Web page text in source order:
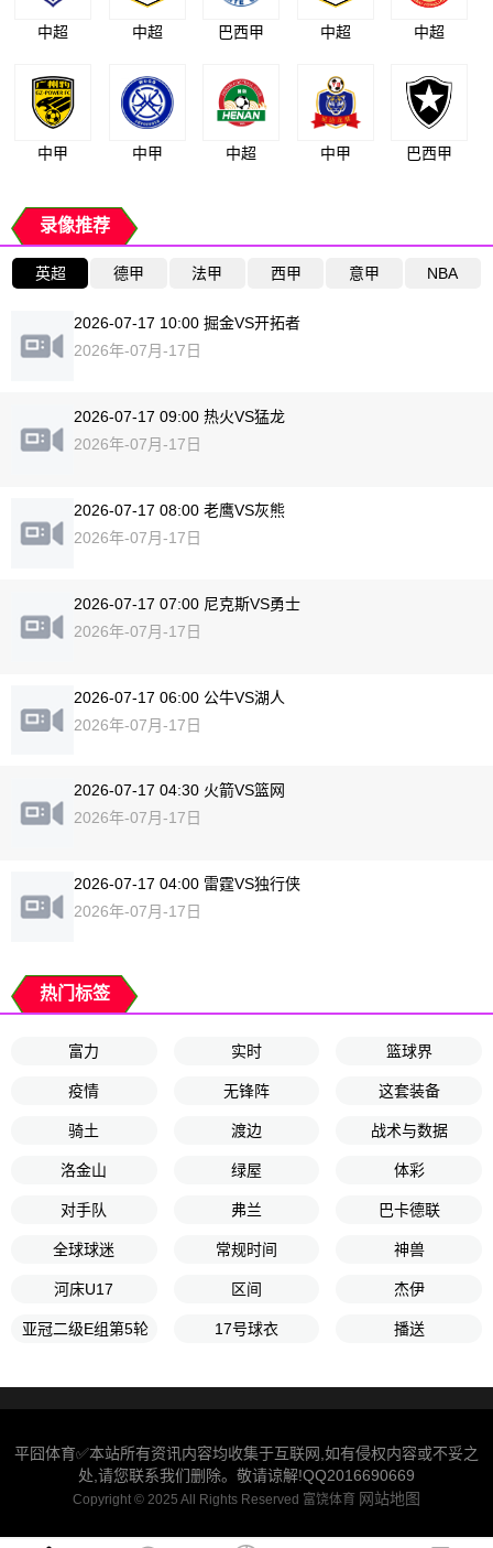
中超 中超 巴西甲 中超 中超
中甲 中甲 中超 中甲 巴西甲
录像推荐
英超 德甲 法甲 西甲 意甲 NBA
2026-07-17 10:00 掘金VS开拓者
2026年-07月-17日
2026-07-17 09:00 热火VS猛龙
2026年-07月-17日
2026-07-17 08:00 老鹰VS灰熊
2026年-07月-17日
2026-07-17 07:00 尼克斯VS勇士
2026年-07月-17日
2026-07-17 06:00 公牛VS湖人
2026年-07月-17日
2026-07-17 04:30 火箭VS篮网
2026年-07月-17日
2026-07-17 04:00 雷霆VS独行侠
2026年-07月-17日
热门标签
富力 实时 篮球界
疫情 无锋阵 这套装备
骑土 渡边 战术与数据
洛金山 绿屋 体彩
对手队 弗兰 巴卡德联
全球球迷 常规时间 神兽
河床U17 区间 杰伊
亚冠二级E组第5轮 17号球衣 播送
平囧体育✅本站所有资讯内容均收集于互联网,如有侵权内容或不妥之
处,请您联系我们删除。敬请谅解!QQ2016690669
Copyright © 2025 All Rights Reserved 富饶体育 网站地图